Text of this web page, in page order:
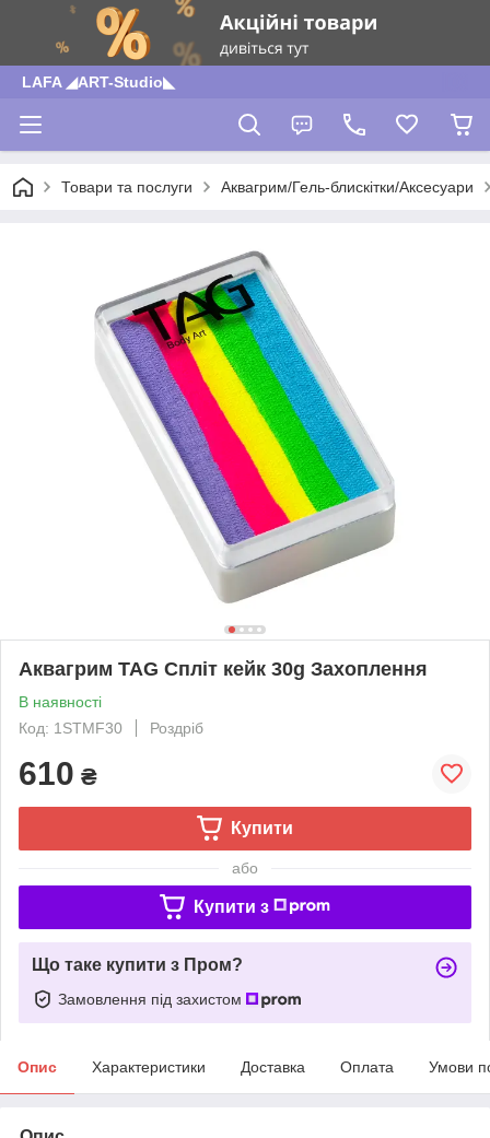
LAFA ◢ART-Studio◣
Товари та послуги Аквагрим/Гель-блискітки/Аксесуари
Аквагрим TAG Спліт кейк 30g Захоплення
В наявності
Код: 1STMF30
Роздріб
610 ₴
Купити
або
Купити з
Що таке купити з Пром?
Замовлення під захистом
Опис Характеристики Доставка Оплата Умови